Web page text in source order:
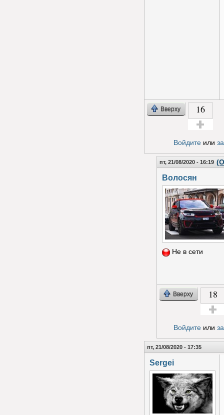
Вверху 16
Войдитеили
пт, 21/08/2020 - 16:19
Волосян
Не в сети
Вверху 18
Войдитеили
пт, 21/08/2020 - 17:35
Sergei